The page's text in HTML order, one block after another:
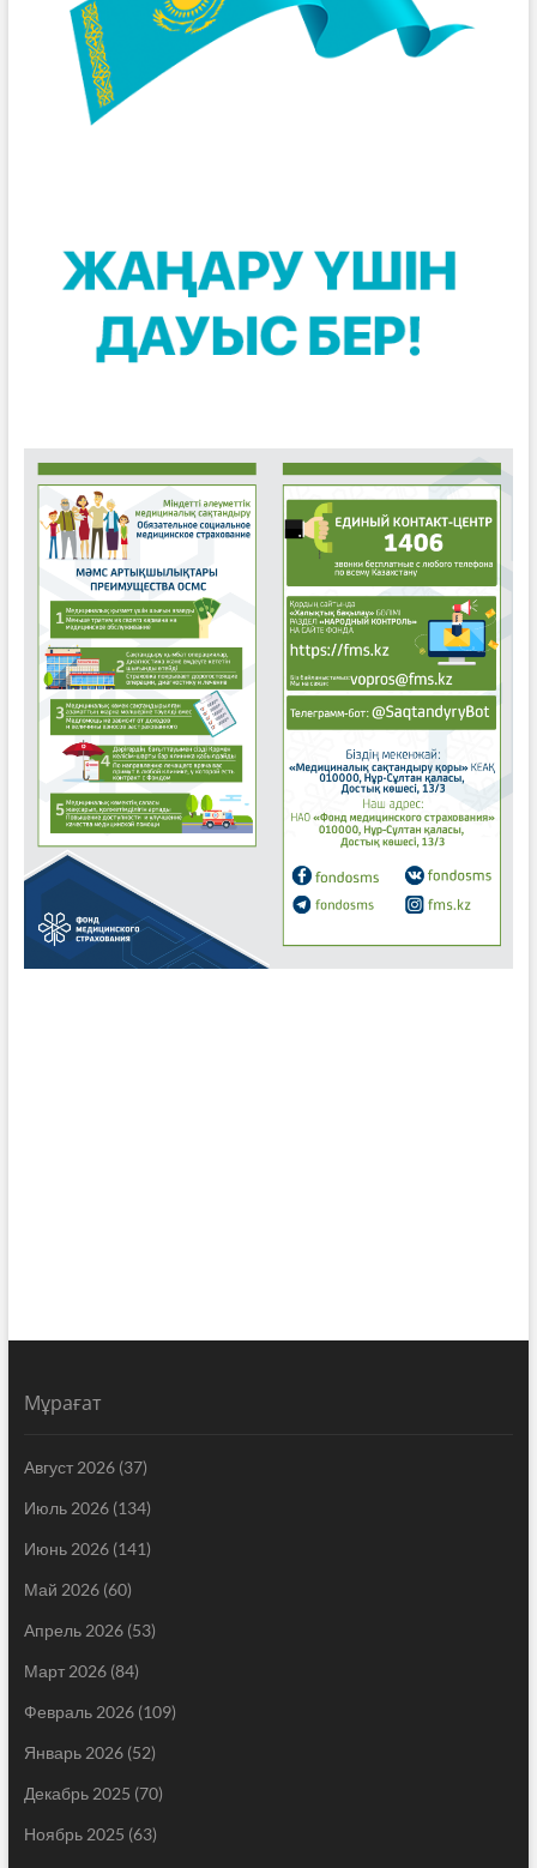
Мұрағат
Август 2026(37)
Июль 2026(134)
Июнь 2026(141)
Май 2026(60)
Апрель 2026(53)
Март 2026(84)
Февраль 2026(109)
Январь 2026(52)
Декабрь 2025 (70)
Ноябрь 2025 (63)